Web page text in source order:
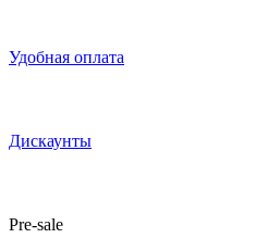
Удобная оплата
Дискаунты
Pre-sale